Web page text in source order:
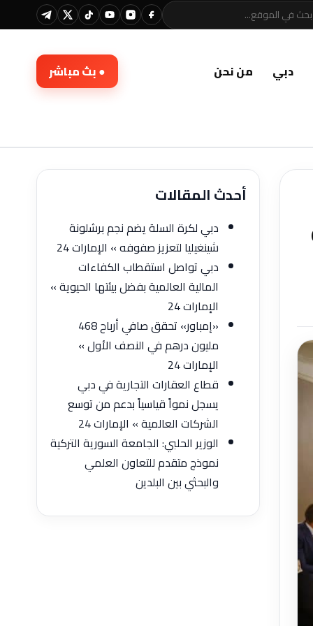
دبي من نحن ● بث مباشر
أحدث المقالات
دبي لكرة السلة يضم نجم برشلونة
شينغيليا لتعزيز صفوفه » الإمارات 24
دبي تواصل استقطاب الكفاءات
المالية العالمية بفضل بيئتها الحيوية »
الإمارات 24
«إمباور» تحقق صافي أرباح 468
مليون درهم في النصف الأول »
الإمارات 24
قطاع العقارات التجارية في دبي
يسجل نمواً قياسياً بدعم من توسع
الشركات العالمية » الإمارات 24
الوزير الحلبي: الجامعة السورية التركية
نموذج متقدم للتعاون العلمي
والبحثي بين البلدين